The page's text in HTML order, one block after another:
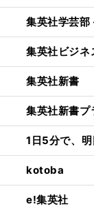
集英社学芸部
集英社ビジネ
集英社新書
集英社新書プ
1日5分で、
kotoba
e!集英社